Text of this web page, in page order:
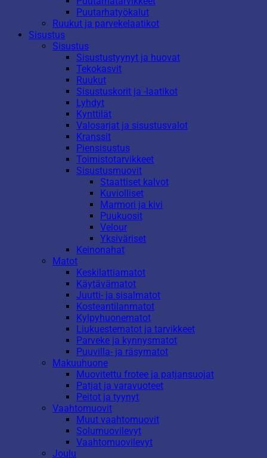
Puutarhatyökalut
Ruukut ja parvekelaatikot
Sisustus
Sisustus
Sisustustyynyt ja huovat
Tekokasvit
Ruukut
Sisustuskorit ja -laatikot
Lyhdyt
Kynttilät
Valosarjat ja sisustusvalot
Kranssit
Piensisustus
Toimistotarvikkeet
Sisustusmuovit
Staattiset kalvot
Kuviolliset
Marmori ja kivi
Puukuosit
Velour
Yksiväriset
Keinonahat
Matot
Keskilattiamatot
Käytävämatot
Juutti- ja sisalmatot
Kosteantilanmatot
Kylpyhuonematot
Liukuestematot ja tarvikkeet
Parveke ja kynnysmatot
Puuvilla- ja räsymatot
Makuuhuone
Muovitettu frotee ja patjansuojat
Patjat ja varavuoteet
Peitot ja tyynyt
Vaahtomuovit
Muut vaahtomuovit
Solumuovilevyt
Vaahtomuovilevyt
Joulu